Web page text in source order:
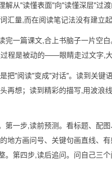
解从"读懂表面"向"读懂深层"过
汇量,而在阅读笔记法没有建立
完一篇课文,合上书脑子一片空
程是被动的——眼睛走过文字,
把"阅读"变成"对话"。读到关键
再想；读到精彩的描写,用波浪
第一步,读前预测。看标题、配
地方画问号、关键句画直线、
。第四步,读后追问。问自己三